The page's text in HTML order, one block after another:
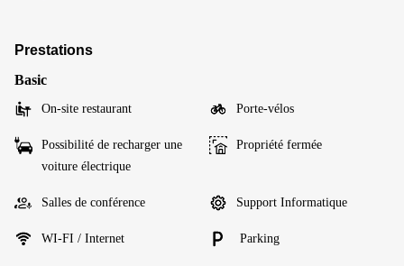
Prestations
Basic
On-site restaurant Porte-vélos
Possibilité de recharger une
voiture électrique
Propriété fermée
Salles de conférence Support Informatique
WI-FI / Internet Parking